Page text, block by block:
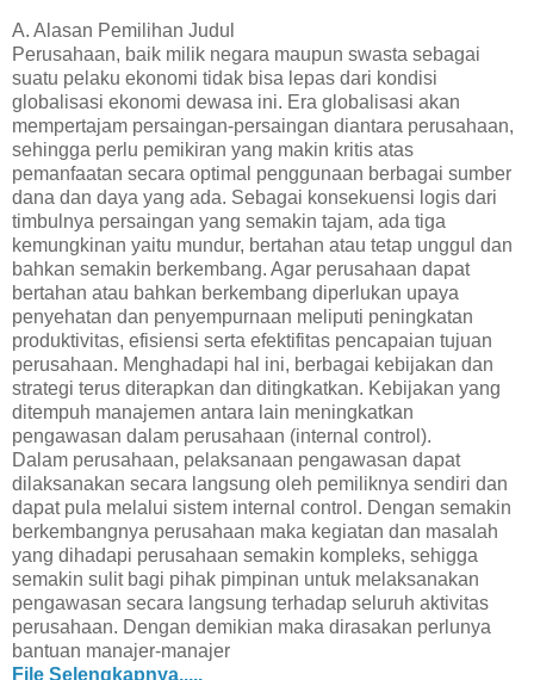
A. Alasan Pemilihan Judul
Perusahaan, baik milik negara maupun swasta sebagai
suatu pelaku ekonomi tidak bisa lepas dari kondisi
globalisasi ekonomi dewasa ini. Era globalisasi akan
mempertajam persaingan-persaingan diantara perusahaan,
sehingga perlu pemikiran yang makin kritis atas
pemanfaatan secara optimal penggunaan berbagai sumber
dana dan daya yang ada. Sebagai konsekuensi logis dari
timbulnya persaingan yang semakin tajam, ada tiga
kemungkinan yaitu mundur, bertahan atau tetap unggul dan
bahkan semakin berkembang. Agar perusahaan dapat
bertahan atau bahkan berkembang diperlukan upaya
penyehatan dan penyempurnaan meliputi peningkatan
produktivitas, efisiensi serta efektifitas pencapaian tujuan
perusahaan. Menghadapi hal ini, berbagai kebijakan dan
strategi terus diterapkan dan ditingkatkan. Kebijakan yang
ditempuh manajemen antara lain meningkatkan
pengawasan dalam perusahaan (internal control).
Dalam perusahaan, pelaksanaan pengawasan dapat
dilaksanakan secara langsung oleh pemiliknya sendiri dan
dapat pula melalui sistem internal control. Dengan semakin
berkembangnya perusahaan maka kegiatan dan masalah
yang dihadapi perusahaan semakin kompleks, sehigga
semakin sulit bagi pihak pimpinan untuk melaksanakan
pengawasan secara langsung terhadap seluruh aktivitas
perusahaan. Dengan demikian maka dirasakan perlunya
bantuan manajer-manajer
yang profesional sesuai dengan bidang yang ada dalam
File Selengkapnya.....